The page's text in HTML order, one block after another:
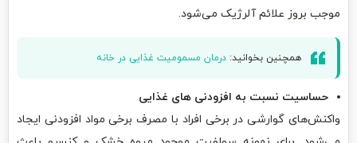
موجب بروز علائم آلرژیک می‌شود.
همچنین بخوانید: درمان مسمومیت غذایی در خانه
حساسیت نسبت به افزودنی‌ های غذایی
واکنش‌های گوارشی در برخی افراد با مصرف برخی مواد افزودنی ایجاد